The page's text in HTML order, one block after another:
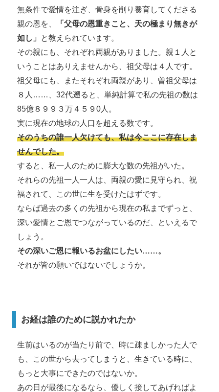
無条件で愛情を注ぎ、骨身を削り養育してくださる
親の恩を、
「父母の恩重きこと、天の極まり無きが
如し」
と教えられています。
その親にも、それぞれ両親がありました。親１人と
いうことはありえませんから、祖父母は４人です。
祖父母にも、またそれぞれ両親があり、曽祖父母は
８人……、32代遡ると、単純計算で私の先祖の数は
85億８９９３万４５９0人。
実に現在の地球の人口を超える数です。
そのうちの誰一人欠けても、私は今ここに存在しま
せんでした。
すると、私一人のために膨大な数の先祖がいた。
それらの先祖一人一人は、両親の愛に見守られ、祝
福されて、この世に生を受けたはずです。
ならば過去の多くの先祖から現在の私までずっと、
深い愛情とご恩でつながっているのだ、といえるで
しょう。
その深いご恩に報いるお盆にしたい……。
それが皆の願いではないでしょうか。
お経は誰のために説かれたか
生前はいるのが当たり前で、時に疎ましかった人で
も、この世から去ってしまうと、生きている時に、
もっと大事にできたのではないか。
あの日が最後になるなら、優しく接してあげればよ